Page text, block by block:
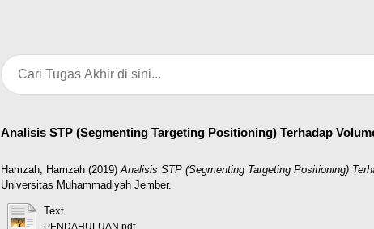
Analisis STP (Segmenting Targeting Positioning) Terhadap
Hamzah, Hamzah (2019)Analisis STP (Segmenting Targeting Positioning)
Universitas Muhammadiyah Jember.
Text
PENDAHULUAN.pdf